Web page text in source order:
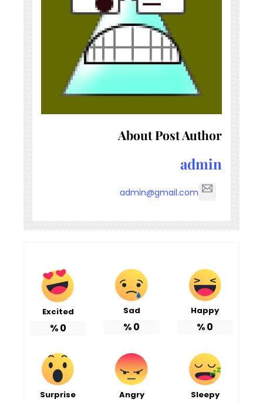
About Post Author
admin
admin@gmail.com
Happy
0
%
Sad
0
%
Excited
0
%
Sleepy
Angry
Surprise